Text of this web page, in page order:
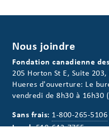
Nous joindre
Fondation canadienne
205 Horton St E, Suite
Hueres d'ouverture: Le
vendredi de 8h30 à 16h30
Sans frais: 1-800-265-5106
Local: 519-642-7755